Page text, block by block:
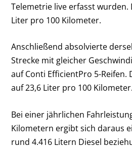
Telemetrie live erfasst wurden.
Liter pro 100 Kilometer.
Anschließend absolvierte
Strecke mit gleicher
auf Conti EfficientPro 5-Reifen.
auf 23,6 Liter pro 100 Kilometer.
Bei einer jährlichen
Kilometern ergibt sich daraus
rund 4.416 Litern Diesel